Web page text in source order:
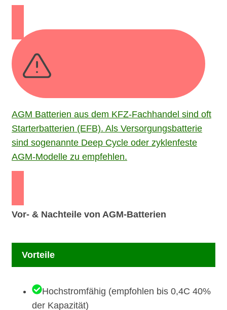
AGM Batterien aus dem KFZ-Fachhandel sind oft
Starterbatterien (EFB). Als Versorgungsbatterie
sind sogenannte Deep Cycle oder zyklenfeste
AGM-Modelle zu empfehlen.
Vor- & Nachteile von AGM-Batterien
Vorteile
Hochstromfähig (empfohlen bis 0,4C 40%
der Kapazität)